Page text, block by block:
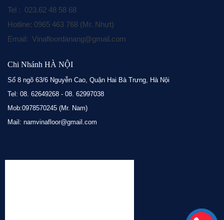
Tel : 023.62 48 58 68
Hotline: 0965 463 768 (Mr. Nhựt)
Email: Vinafloordanang@gmail.com
Chi Nhánh HÀ NỘI
Số 8 ngõ 63/6 Nguyễn Cao, Quận Hai Bà Trưng, Hà Nội
Tel: 08. 62649268 - 08. 62997038
Mob:0978570245 (Mr. Nam)
Mail: namvinafloor@gmail.com